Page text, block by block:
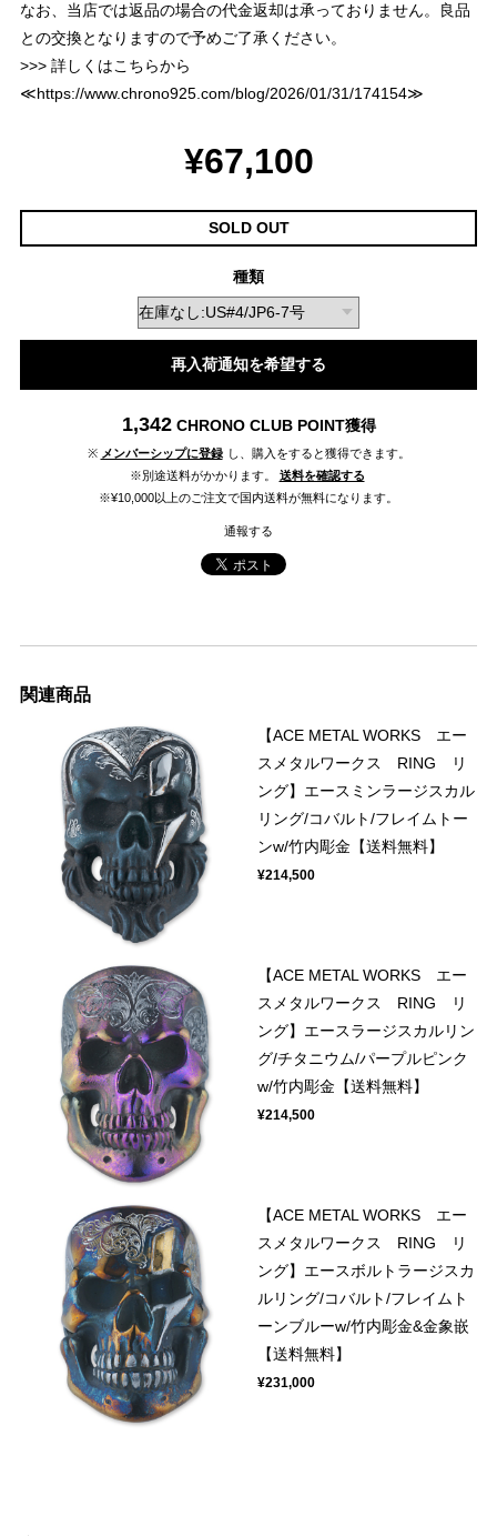
なお、当店では返品の場合の代金返却は承っておりません。良品
との交換となりますので予めご了承ください。
>>> 詳しくはこちらから
≪https://www.chrono925.com/blog/2026/01/31/174154≫
¥67,100
SOLD OUT
種類
再入荷通知を希望する
1,342 CHRONO CLUB POINT獲得
※ メンバーシップに登録 し、購入をすると獲得できます。
※別途送料がかかります。
送料を確認する
※¥10,000以上のご注文で国内送料が無料になります。
通報する
関連商品
【ACE METAL WORKS エー
スメタルワークス RING リ
ング】エースミンラージスカル
リング/コバルト/フレイムトー
ンw/竹内彫金【送料無料】
¥214,500
【ACE METAL WORKS エー
スメタルワークス RING リ
ング】エースラージスカルリン
グ/チタニウム/パープルピンク
w/竹内彫金【送料無料】
¥214,500
【ACE METAL WORKS エー
スメタルワークス RING リ
ング】エースボルトラージスカ
ルリング/コバルト/フレイムト
ーンブルーw/竹内彫金&金象嵌
【送料無料】
¥231,000